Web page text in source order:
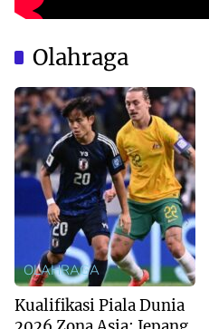
Olahraga
OLAHRAGA
Kualifikasi Piala Dunia